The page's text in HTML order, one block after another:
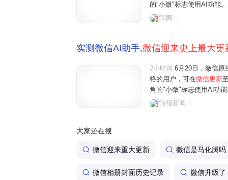
的"小微"标志使用AI功能
微"的互动。界面新闻记者
舜网
实测微信AI助手,微信迎来史上最大更
2小时前 6月20日，微信原
格的用户，可在微信更新
角的"小微"标志使用AI功
微"的互动。界面新闻记
海报新闻
大家还在搜
微信迎来重大更新 微信是马化腾吗
微信相册封面历史记录 微信升级了